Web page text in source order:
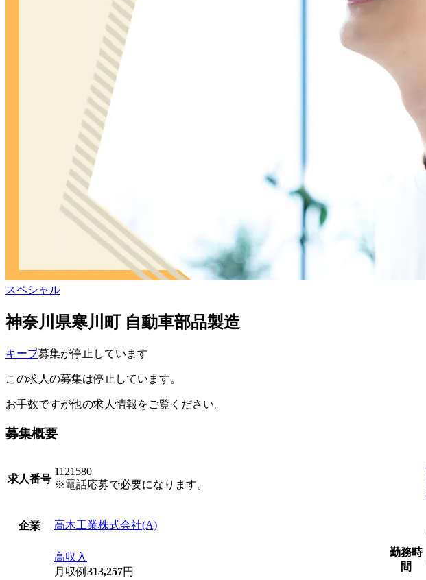
スペシャル
神奈川県寒川町 自動車部品製造
キープ募集が停止しています
この求人の募集は停止しています。
お手数ですが他の求人情報をご覧ください。
募集概要
求人番号
1121580
※電話応募で必要になります。
企業 高木工業株式会社(A)
高収入
月収例 313,257円
勤務時
間